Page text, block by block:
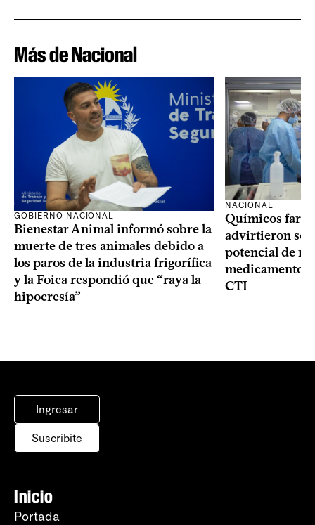
Más de Nacional
GOBIERNO NACIONAL
Bienestar Animal informó sobre la
muerte de tres animales debido a
los paros de la industria frigorífica
y la Foica respondió que “raya la
hipocresía”
NACIONAL
Químicos
advirtieron
potencial de
medicamentos
CTI
Ingresar
Suscribite
Inicio
Portada